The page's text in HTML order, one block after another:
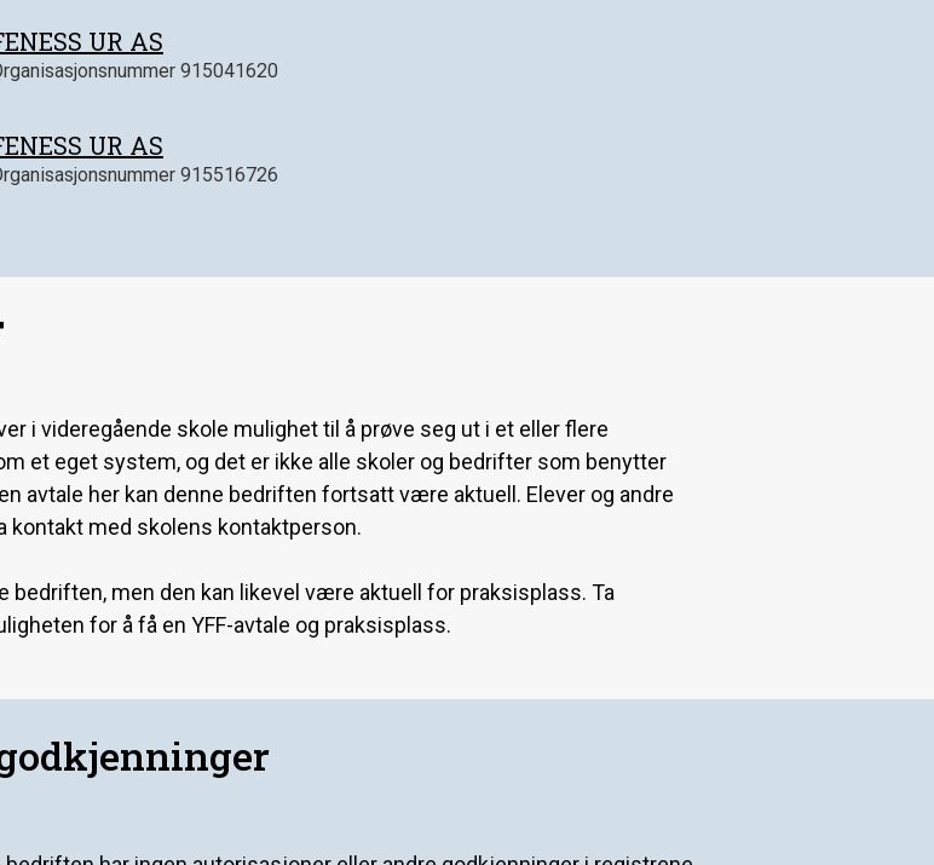
UR AS
915041620
UR AS
915516726
i videregående skole mulighet til å prøve seg ut i et eller flere
et eget system, og det er ikke alle skoler og bedrifter som benytter
avtale her kan denne bedriften fortsatt være aktuell. Elever og andre
kontakt med skolens kontaktperson.
bedriften, men den kan likevel være aktuell for praksisplass. Ta
for å få en YFF-avtale og praksisplass.